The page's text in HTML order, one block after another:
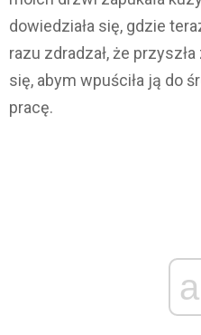
dowiedziała się, gdzie
razu zdradzał, że
się, abym wpuściła ją do
pracę.